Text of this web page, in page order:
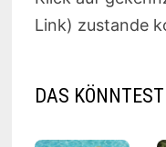
Link) zustande
DAS